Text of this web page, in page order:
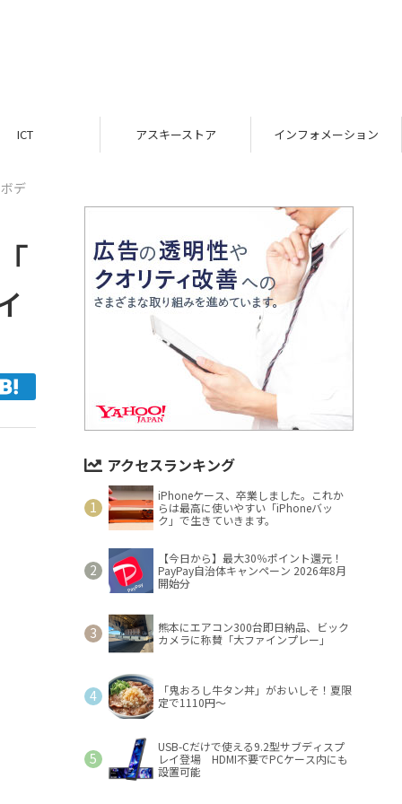
ICT アスキーストア インフォメーション
デ
アクセスランキング
iPhoneケース、卒業しました。これか
らは最高に使いやすい「iPhoneバッ
ク」で生きていきます。
【今日から】最大30％ポイント還元！
PayPay自治体キャンペーン 2026年8月
開始分
熊本にエアコン300台即日納品、ビック
カメラに称賛「大ファインプレー」
「鬼おろし牛タン丼」がおいしそ！夏限
定で1110円～
USB-Cだけで使える9.2型サブディスプ
レイ登場 HDMI不要でPCケース内にも
設置可能